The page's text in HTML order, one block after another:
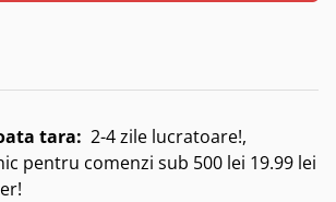
tara: 2-4 zile lucratoare!,
pentru comenzi sub 500 lei 19.99 lei